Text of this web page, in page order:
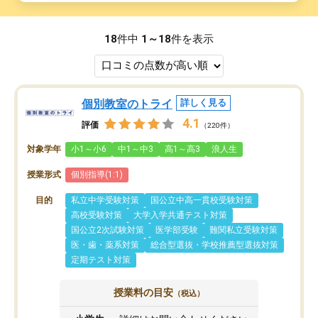
18件中 1～18件を表示
個別教室のトライ 詳しく見る
評価 4.1 （220件）
対象学年 小1～小6 中1～中3 高1～高3 浪人生
授業形式 個別指導(1:1)
目的 私立中学受験対策
国公立中高一貫校受験対策
高校受験対策
大学入学共通テスト対策
国公立2次試験対策
医学部受験
難関私立受験対策
医・歯・薬系対策
総合型選抜・学校推薦型選抜対策
定期テスト対策
授業料の目安 （税込）